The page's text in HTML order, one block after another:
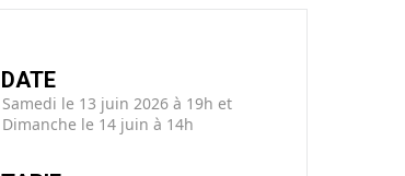
DATE
Samedi le 13 juin 2026 à 19h et
Dimanche le 14 juin à 14h